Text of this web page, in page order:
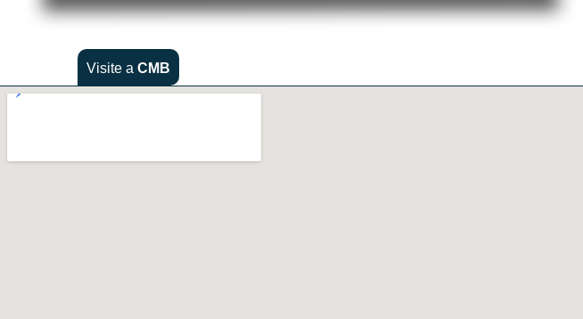
Visite a CMB